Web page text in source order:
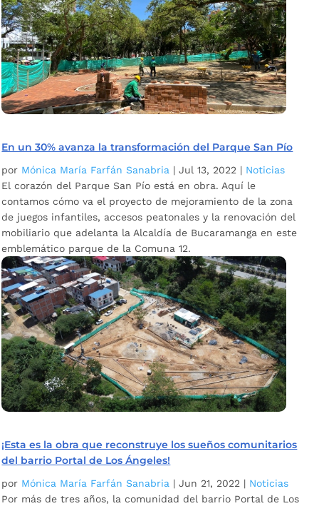
En un 30% avanza la transformación del Parque San Pío
por Mónica María Farfán Sanabria |Jul 13, 2022 | Noticias
El corazón del Parque San Pío está en obra. Aquí le
contamos cómo va el proyecto de mejoramiento de la zona
de juegos infantiles, accesos peatonales y la renovación del
mobiliario que adelanta la Alcaldía de Bucaramanga en este
emblemático parque de la Comuna 12.
¡Esta es la obra que reconstruye los sueños comunitarios
del barrio Portal de Los Ángeles!
por Mónica María Farfán Sanabria |Jun 21, 2022 | Noticias
Por más de tres años, la comunidad del barrio Portal de Los